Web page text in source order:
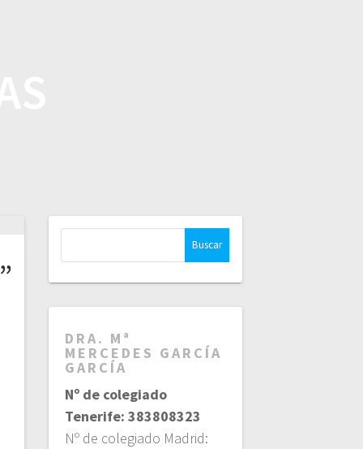
DRA. Mª
MERCEDES GARCÍA
GARCÍA
Nº de colegiado
Tenerife: 383808323
Nº de colegiado Madrid: